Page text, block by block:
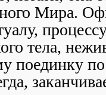
Мира.
тела,
поединку